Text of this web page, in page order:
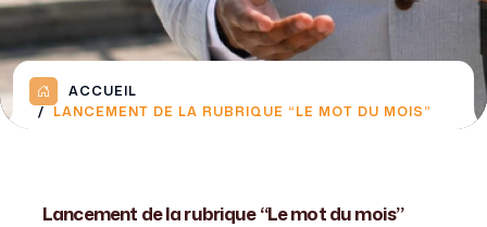
ACCUEIL
LANCEMENT DE LA RUBRIQUE “LE MOT DU MOIS”
Lancement de la rubrique “Le mot du mois”